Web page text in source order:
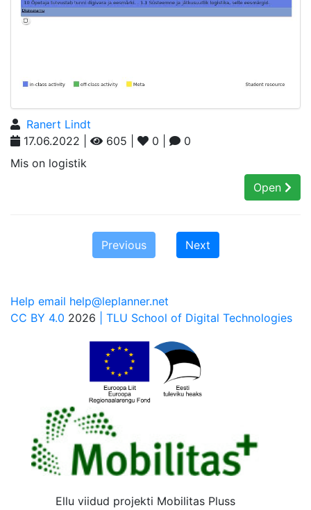
Ranert Lindt
17.06.2022 |
605 | 0 |
0
Mis on logistik
Open
Previous Next
Help email help@leplanner.net
CC BY 4.0 2026 | TLU School of Digital Technologies
Ellu viidud projekti Mobilitas Pluss